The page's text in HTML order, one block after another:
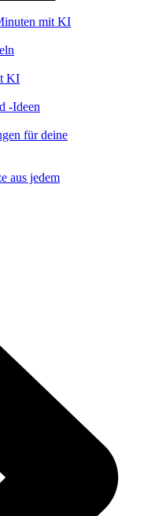
mit KI
KI
-Ideen
für deine
aus jedem